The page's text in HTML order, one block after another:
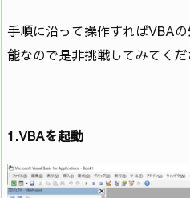
手順に沿って操作すればVBA
能なので是非挑戦してみてくだ
1.VBAを起動